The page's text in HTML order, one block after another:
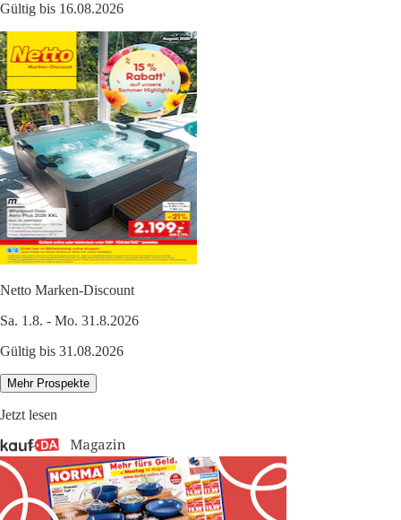
Gültig bis 16.08.2026
Netto Marken-Discount
Sa. 1.8. - Mo. 31.8.2026
Gültig bis 31.08.2026
Mehr Prospekte
Jetzt lesen